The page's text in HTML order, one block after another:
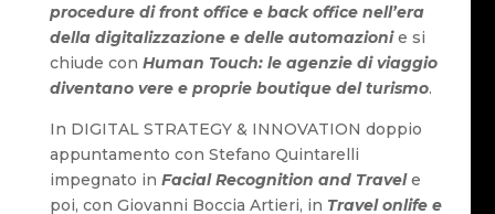
procedure di front office e back office nell’era
della digitalizzazione e delle automazionie si
chiude con Human Touch: le agenzie di viaggio
diventano vere e proprie boutique del turismo.
In DIGITAL STRATEGY & INNOVATION doppio
appuntamento con Stefano Quintarelli
impegnato in Facial Recognition and Travele
poi, con Giovanni Boccia Artieri, in Travel onlife e